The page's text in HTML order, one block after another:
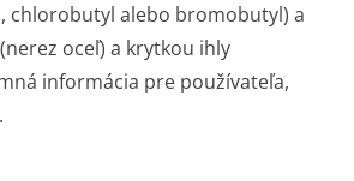
chlorobutyl alebo bromobutyl) a
oceľ) a krytkou ihly
informácia pre používateľa,